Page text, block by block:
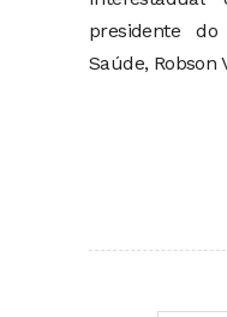
presidente
Saúde, Robson